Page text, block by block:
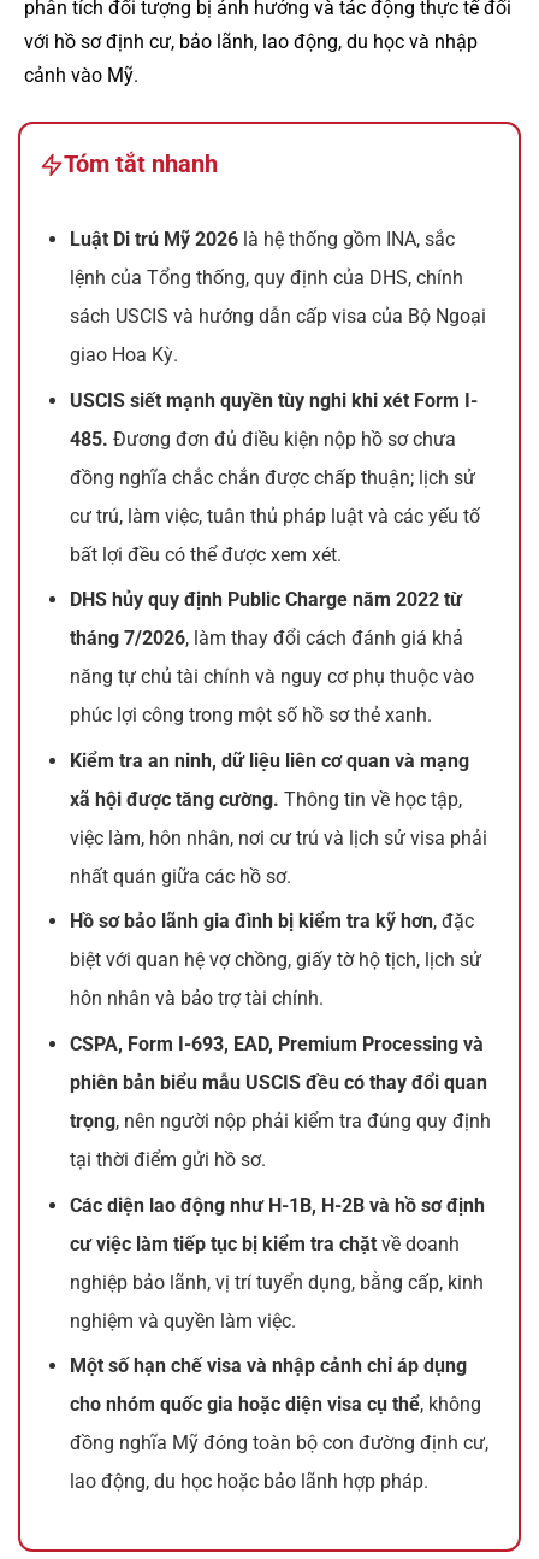
phân tích đối tượng bị ảnh hưởng và tác động thực tế đối
với hồ sơ định cư, bảo lãnh, lao động, du học và nhập
cảnh vào Mỹ.
Tóm tắt nhanh
Luật Di trú Mỹ 2026 là hệ thống gồm INA, sắc
lệnh của Tổng thống, quy định của DHS, chính
sách USCIS và hướng dẫn cấp visa của Bộ Ngoại
giao Hoa Kỳ.
USCIS siết mạnh quyền tùy nghi khi xét Form I-
485. Đương đơn đủ điều kiện nộp hồ sơ chưa
đồng nghĩa chắc chắn được chấp thuận; lịch sử
cư trú, làm việc, tuân thủ pháp luật và các yếu tố
bất lợi đều có thể được xem xét.
DHS hủy quy định Public Charge năm 2022 từ
tháng 7/2026, làm thay đổi cách đánh giá khả
năng tự chủ tài chính và nguy cơ phụ thuộc vào
phúc lợi công trong một số hồ sơ thẻ xanh.
Kiểm tra an ninh, dữ liệu liên cơ quan và mạng
xã hội được tăng cường. Thông tin về học tập,
việc làm, hôn nhân, nơi cư trú và lịch sử visa phải
nhất quán giữa các hồ sơ.
Hồ sơ bảo lãnh gia đình bị kiểm tra kỹ hơn, đặc
biệt với quan hệ vợ chồng, giấy tờ hộ tịch, lịch sử
hôn nhân và bảo trợ tài chính.
CSPA, Form I-693, EAD, Premium Processing và
phiên bản biểu mẫu USCIS đều có thay đổi quan
trọng, nên người nộp phải kiểm tra đúng quy định
tại thời điểm gửi hồ sơ.
Các diện lao động như H-1B, H-2B và hồ sơ định
cư việc làm tiếp tục bị kiểm tra chặt về doanh
nghiệp bảo lãnh, vị trí tuyển dụng, bằng cấp, kinh
nghiệm và quyền làm việc.
Một số hạn chế visa và nhập cảnh chỉ áp dụng
cho nhóm quốc gia hoặc diện visa cụ thể, không
đồng nghĩa Mỹ đóng toàn bộ con đường định cư,
lao động, du học hoặc bảo lãnh hợp pháp.